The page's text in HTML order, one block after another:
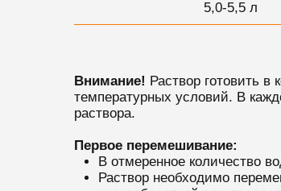
5,0-5,5 л
Внимание! Раствор готовить
температурных условий. В
раствора.
Первое перемешивание:
В отмеренное количество
Раствор необходимо